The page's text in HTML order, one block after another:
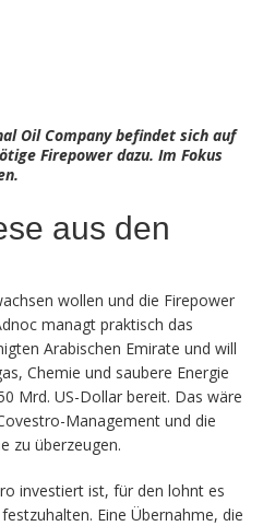
Oil Company befindet sich auf
Firepower dazu. Im Fokus
aus den
wollen und die Firepower
managt praktisch das
Arabischen Emirate und will
Chemie und saubere Energie
Mrd. US-Dollar bereit. Das wäre
Management und die
zu überzeugen.
investiert ist, für den lohnt es
Eine Übernahme, die